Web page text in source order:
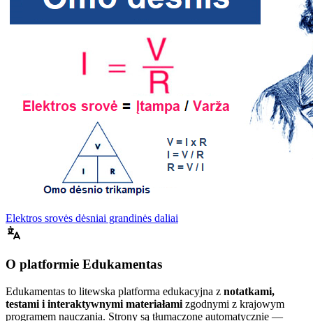
Elektros srovės dėsniai grandinės daliai
O platformie Edukamentas
Edukamentas to litewska platforma edukacyjna z notatkami,
testami i interaktywnymi materiałami zgodnymi z krajowym
programem nauczania. Strony są tłumaczone automatycznie —